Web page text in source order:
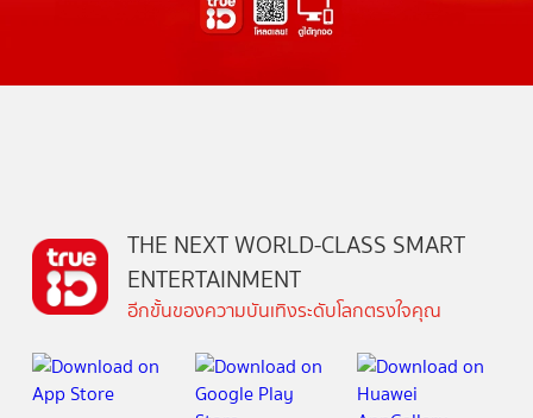
THE NEXT WORLD-CLASS SMART
ENTERTAINMENT
อีกขั้นของความบันเทิงระดับโลกตรงใจคุณ